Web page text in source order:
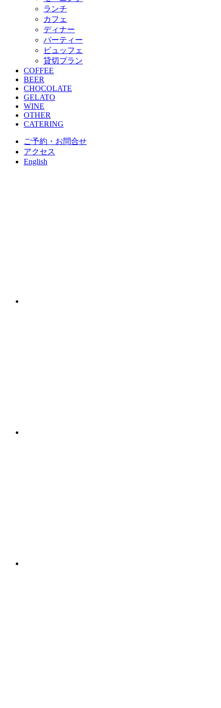
ランチ
カフェ
ディナー
パーティー
ビュッフェ
貸切プラン
COFFEE
BEER
CHOCOLATE
GELATO
WINE
OTHER
CATERING
ご予約・お問合せ
アクセス
English